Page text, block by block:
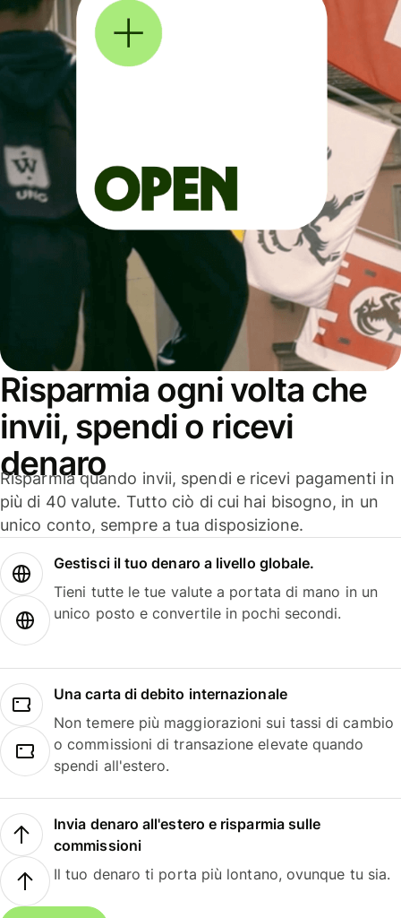
Risparmia ogni volta che
invii, spendi o ricevi
denaro
Risparmia quando invii, spendi e ricevi pagamenti in
più di 40 valute. Tutto ciò di cui hai bisogno, in un
unico conto, sempre a tua disposizione.
Gestisci il tuo denaro a livello globale.
Tieni tutte le tue valute a portata di mano in un
unico posto e convertile in pochi secondi.
Una carta di debito internazionale
Non temere più maggiorazioni sui tassi di cambio
o commissioni di transazione elevate quando
spendi all'estero.
Invia denaro all'estero e risparmia sulle
commissioni
Il tuo denaro ti porta più lontano, ovunque tu sia.